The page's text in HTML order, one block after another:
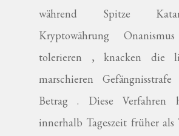
während Spitze
Kryptowährung
tolerieren , knacken die
marschieren
Betrag . Diese Verfahren
innerhalb Tageszeit früher